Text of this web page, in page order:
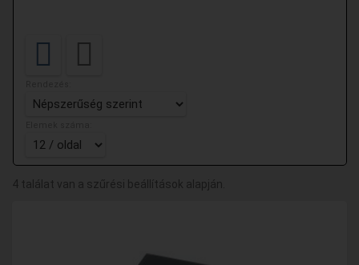
4 találat van a szűrési beállítások alapján.